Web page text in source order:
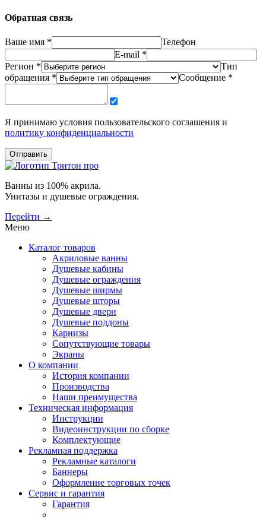
Обратная связь
Ваше имя *
Телефон
E-mail *
Регион *
Тип
обращения *
Сообщение *
Я принимаю условия пользовательского соглашения и
политику конфиденциальности
Отправить
Ванны из 100% акрила.
Унитазы и душевые ограждения.
Перейти →
Меню
Каталог товаров
Акриловые ванны
Душевые кабины
Душевые ограждения
Душевые ширмы
Душевые шторы
Душевые двери
Душевые поддоны
Карнизы
Сопутствующие товары
Экраны
О компании
История компании
Производства
Наши преимущества
Техническая информация
Инструкции
Видеоинструкции по сборке
Комплектующие
Рекламная поддержка
Рекламные каталоги
Баннеры
Оформление торговых точек
Сервис и гарантия
Гарантия